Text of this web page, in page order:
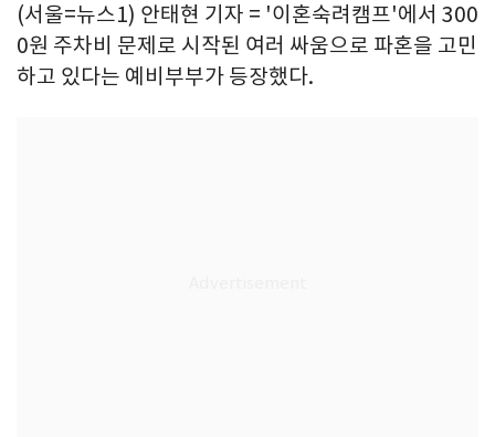
(서울=뉴스1) 안태현 기자 = '이혼숙려캠프'에서 300
0원 주차비 문제로 시작된 여러 싸움으로 파혼을 고민
하고 있다는 예비부부가 등장했다.